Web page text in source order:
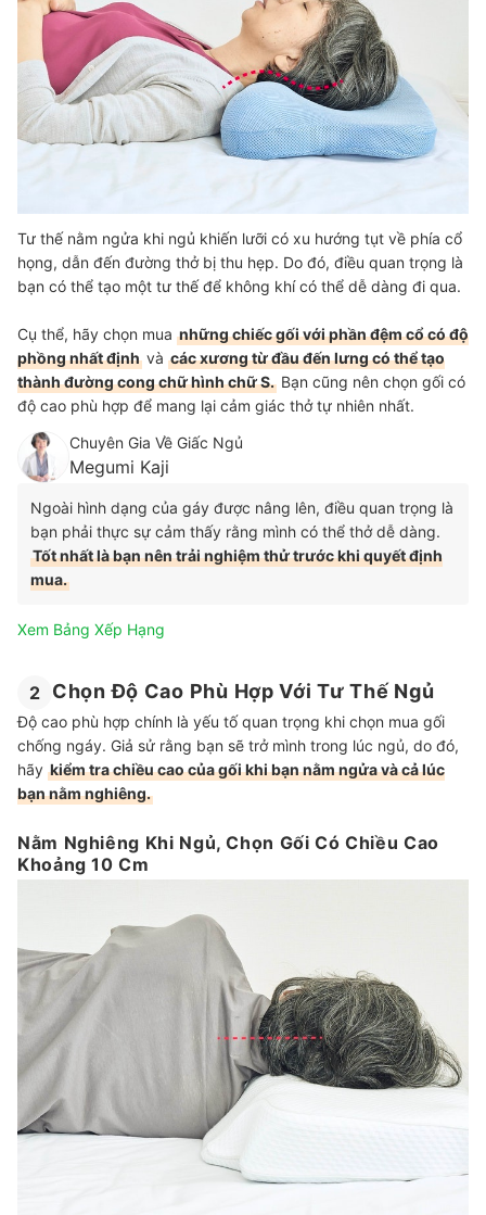
Tư thế nằm ngửa khi ngủ khiến lưỡi có xu hướng tụt về phía cổ
họng, dẫn đến đường thở bị thu hẹp. Do đó, điều quan trọng là
bạn có thể tạo một tư thế để không khí có thể dễ dàng đi qua.
Cụ thể, hãy chọn mua những chiếc gối với phần đệm cổ có độ
phồng nhất định và các xương từ đầu đến lưng có thể tạo
thành đường cong chữ hình chữ S. Bạn cũng nên chọn gối có
độ cao phù hợp để mang lại cảm giác thở tự nhiên nhất.
Chuyên Gia Về Giấc Ngủ
Megumi Kaji
Ngoài hình dạng của gáy được nâng lên, điều quan trọng là
bạn phải thực sự cảm thấy rằng mình có thể thở dễ dàng.
Tốt nhất là bạn nên trải nghiệm thử trước khi quyết định
mua.
Xem Bảng Xếp Hạng
2 Chọn Độ Cao Phù Hợp Với Tư Thế Ngủ
Độ cao phù hợp chính là yếu tố quan trọng khi chọn mua gối
chống ngáy. Giả sử rằng bạn sẽ trở mình trong lúc ngủ, do đó,
hãy kiểm tra chiều cao của gối khi bạn nằm ngửa và cả lúc
bạn nằm nghiêng.
Nằm Nghiêng Khi Ngủ, Chọn Gối Có Chiều Cao
Khoảng 10 Cm